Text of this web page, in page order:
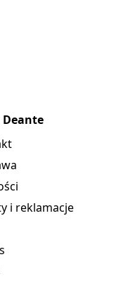
Deante
i reklamacje